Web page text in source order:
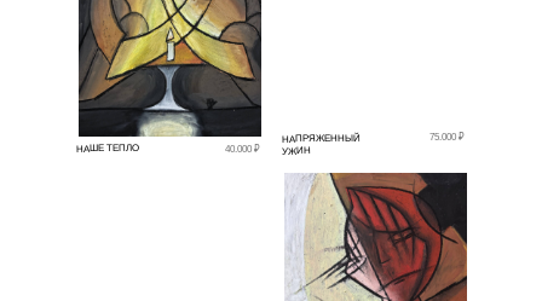
НАПРЯЖЕННЫЙ
УЖИН
75.000 ₽
НАШЕ ТЕПЛО 40.000 ₽